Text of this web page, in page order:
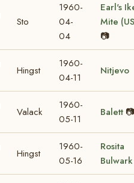
Sto
1960-
04-
04
Earl's
Mite
📷
Hingst
1960-
04-11
Nitjevo
Valack
1960-
05-11
Balett 📷
Hingst
1960-
05-16
Rosita
Bulwark